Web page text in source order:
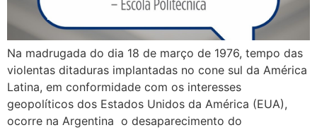
Na madrugada do dia 18 de março de 1976, tempo das
violentas ditaduras implantadas no cone sul da América
Latina, em conformidade com os interesses
geopolíticos dos Estados Unidos da América (EUA),
ocorre na Argentina o desaparecimento do